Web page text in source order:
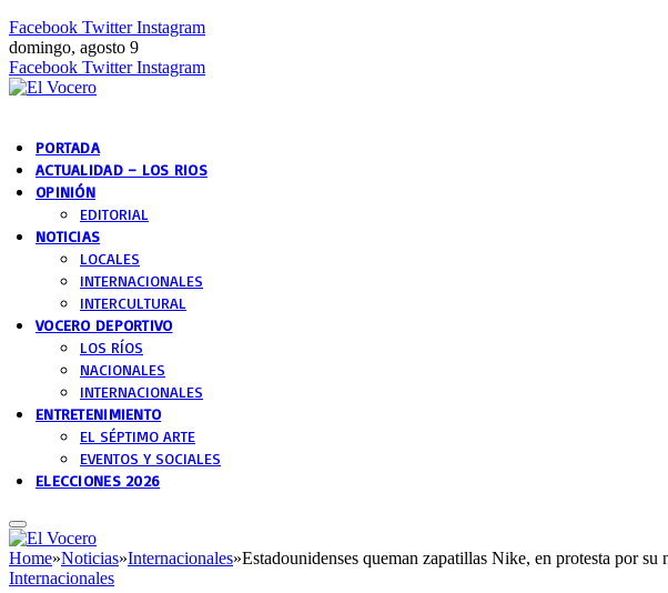
Facebook Twitter Instagram
domingo, agosto 9
Facebook Twitter Instagram
PORTADA
ACTUALIDAD – LOS RIOS
OPINIÓN
EDITORIAL
NOTICIAS
LOCALES
INTERNACIONALES
INTERCULTURAL
VOCERO DEPORTIVO
LOS RÍOS
NACIONALES
INTERNACIONALES
ENTRETENIMIENTO
EL SÉPTIMO ARTE
EVENTOS Y SOCIALES
ELECCIONES 2026
Home»Noticias»Internacionales»Estadounidenses queman zapatillas Nike, en protesta por su
Internacionales